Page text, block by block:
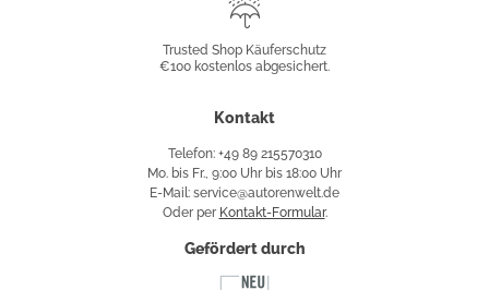
Käuferschutz
Trusted Shop Käuferschutz
€100 kostenlos abgesichert.
Kontakt
Telefon: +49 89 215570310
Mo. bis Fr., 9:00 Uhr bis 18:00 Uhr
E-Mail: service@autorenwelt.de
Oder per Kontakt-Formular.
Gefördert durch